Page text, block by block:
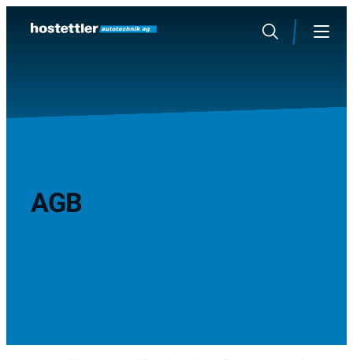
Rechercher
AGB